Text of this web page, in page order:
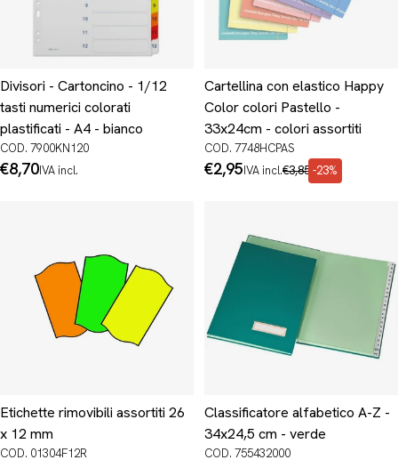
Divisori - Cartoncino - 1/12
tasti numerici colorati
plastificati - A4 - bianco
COD. 7900KN120
Prezzo
€8,70IVA incl.
Cartellina con elastico Happy
Color colori Pastello -
33x24cm - colori assortiti
COD. 7748HCPAS
Prezzo
€2,95IVA incl.
Prezzo
€3,85 -23%
Etichette rimovibili assortiti 26
x 12 mm
COD. 01304F12R
Classificatore alfabetico A-Z -
34x24,5 cm - verde
COD. 755432000